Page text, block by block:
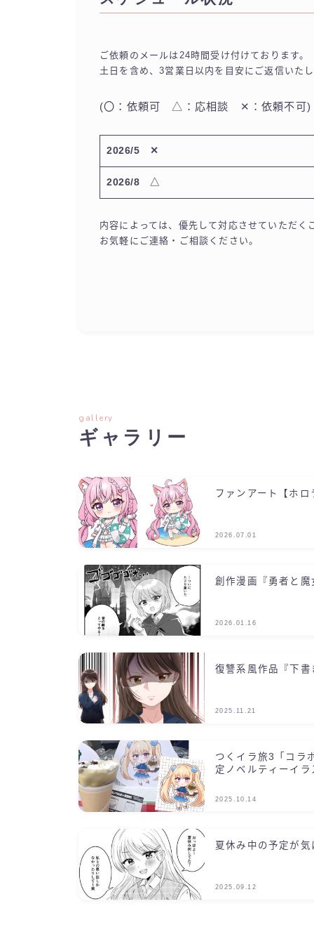
ご依頼のメールは24時間受け付けております。
土日を含め、3営業日以内を目安にご返信いたし
(〇：依頼可 △：応相談 ✕：依頼不可)
2026/5 ✕
2026/8 △
内容によっては、優先して対応させていただく
お気軽にご連絡・ご相談ください。
gallery
ギャラリー
ファンアート【ホロ
2026.07.01
創作漫画『勇者と魔
2026.01.16
復讐系風作品『下書
2025.11.21
つくイラ旅3「コラ
定ノベルティーイラ
2025.10.14
夏休み中の予定が気
2025.09.12